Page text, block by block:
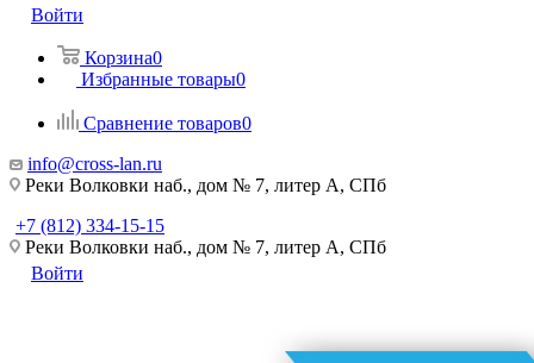
Войти
Корзина0
Избранные товары0
Сравнение товаров0
info@cross-lan.ru
Реки Волковки наб., дом № 7, литер А, СПб
+7 (812) 334-15-15
Реки Волковки наб., дом № 7, литер А, СПб
Войти